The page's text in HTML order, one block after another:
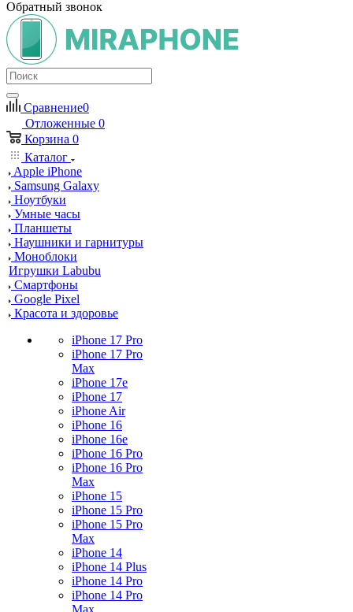
Обратный звонок
Сравнение0
Отложенные 0
Корзина 0
Каталог
Apple iPhone
Samsung Galaxy
Ноутбуки
Умные часы
Планшеты
Наушники и гарнитуры
Моноблоки
Игрушки Labubu
Смартфоны
Google Pixel
Красота и здоровье
iPhone 17 Pro
iPhone 17 Pro
Max
iPhone 17e
iPhone 17
iPhone Air
iPhone 16
iPhone 16e
iPhone 16 Pro
iPhone 16 Pro
Max
iPhone 15
iPhone 15 Pro
iPhone 15 Pro
Max
iPhone 14
iPhone 14 Plus
iPhone 14 Pro
iPhone 14 Pro
Max